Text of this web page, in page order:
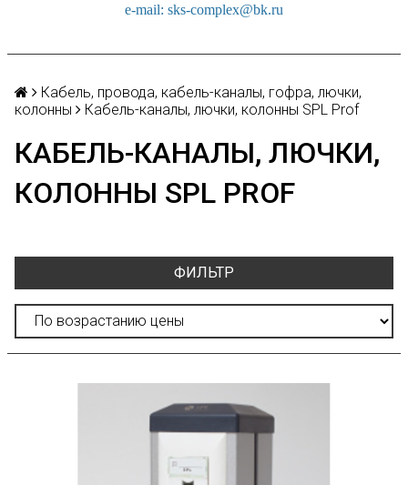
e-mail: sks-complex@bk.ru
Кабель, провода, кабель-каналы, гофра, лючки,
колонны
Кабель-каналы, лючки, колонны SPL Prof
КАБЕЛЬ-КАНАЛЫ, ЛЮЧКИ,
КОЛОННЫ SPL PROF
ФИЛЬТР